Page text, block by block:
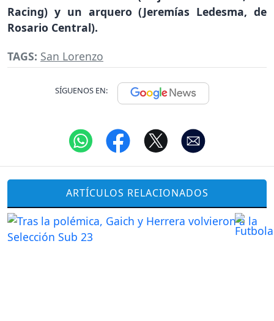
Racing) y un arquero (Jeremías Ledesma, de
Rosario Central).
TAGS: San Lorenzo
SÍGUENOS EN:
ARTÍCULOS RELACIONADOS